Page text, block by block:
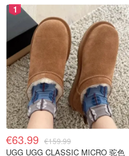
1
€63.99 €159.99
UGG UGG CLASSIC MICRO 驼色